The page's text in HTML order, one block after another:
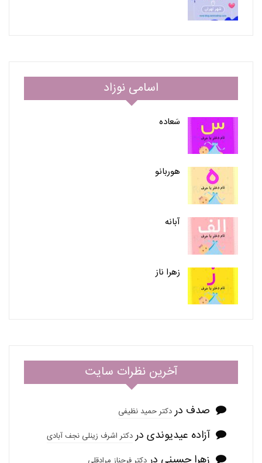
اسامی نوزاد
سَعاده
هوربانو
آبانه
زهرا ناز
آخرین نظرات سایت
صدف دردکتر حمید نظیفی
آزاده عیدیوندی دردکتر اشرف زینلی نجف آبادی